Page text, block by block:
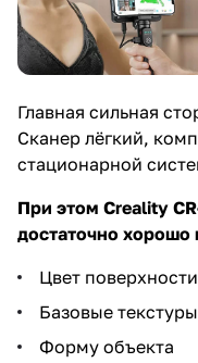
Главная сильная
Сканер лёгкий,
стационарной
При этом Creality
достаточно хорошо
Цвет поверхности
Базовые текстуры
Форму объекта